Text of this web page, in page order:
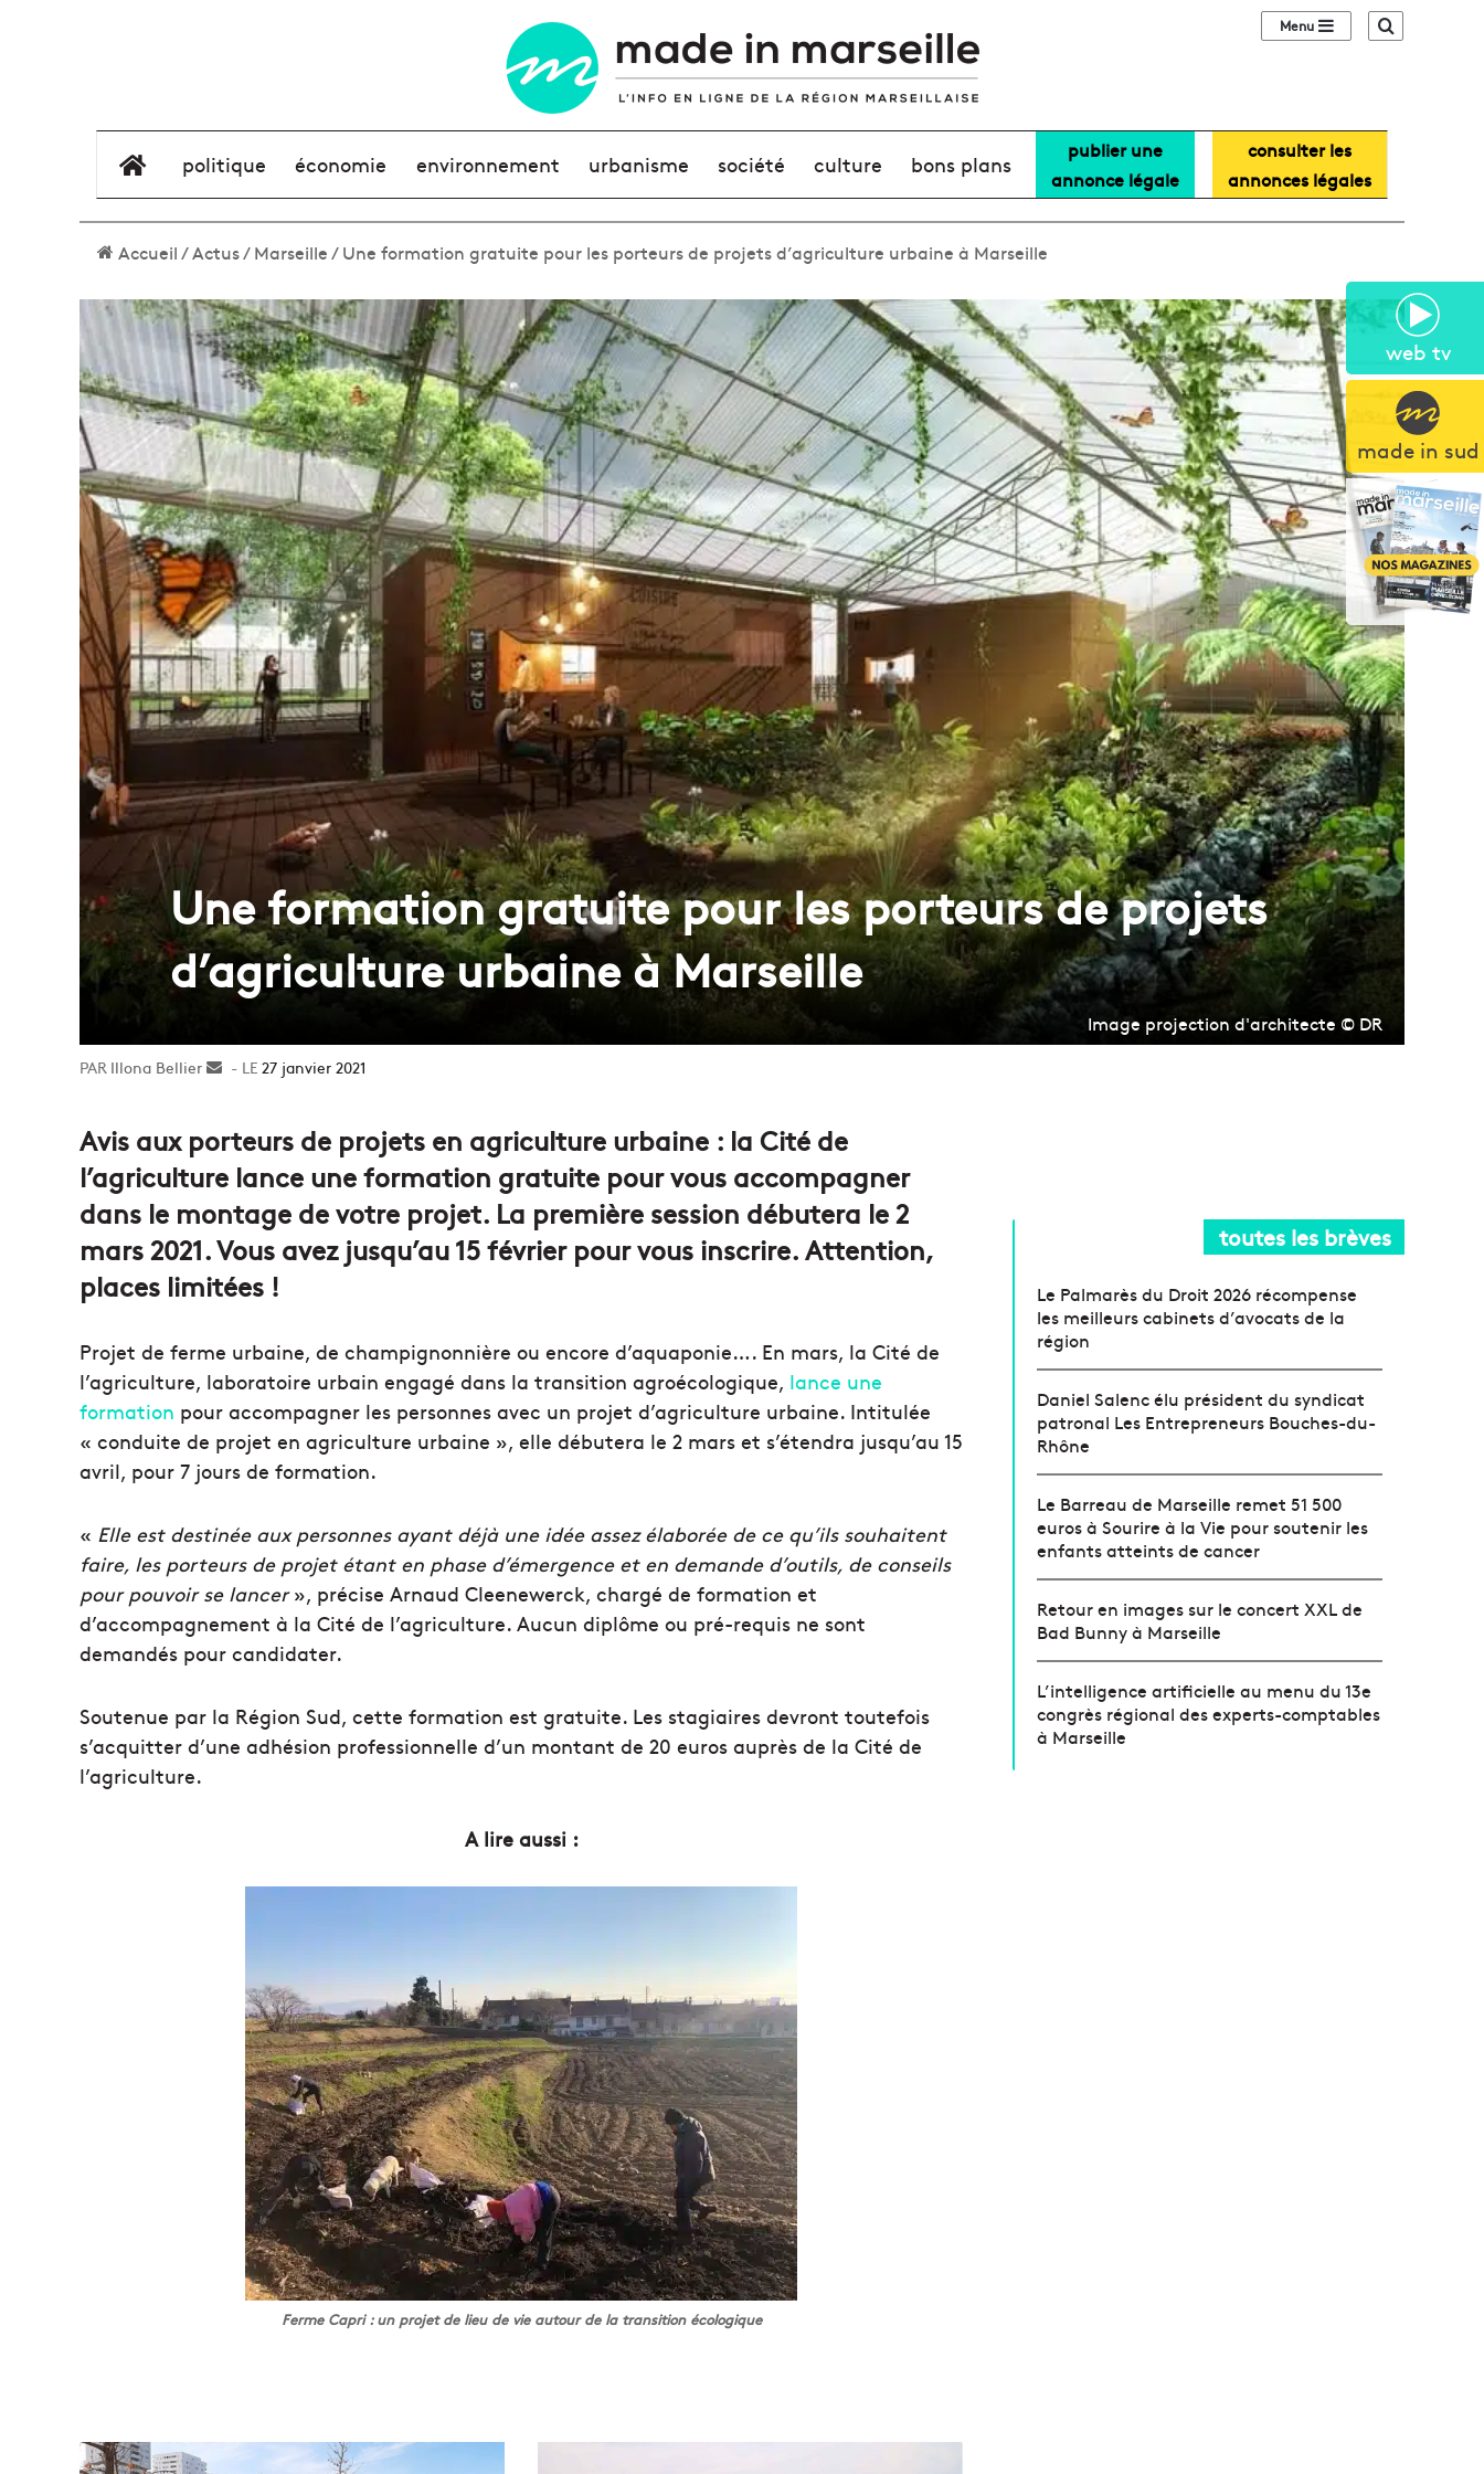
web tv
made in sud
Sidebar (barre
élément de menu
politique économie environnement urbanisme société culture bons plans
publier une
annonce légale
consulter les
annonces légales
Accueil/Actus/Marseille/Une formation gratuite pour les porteurs de projets d’agriculture urbaine à Marseille
Une formation gratuite pour les porteurs de projets
d’agriculture urbaine à Marseille
Image projection d'architecte © DR
Illona Bellier
Envoyer27 janvier 2021
Avis aux porteurs de projets en agriculture urbaine : la Cité de
l’agriculture lance une formation gratuite pour vous accompagner
dans le montage de votre projet. La première session débutera le 2
mars 2021. Vous avez jusqu’au 15 février pour vous inscrire. Attention,
places limitées !
Projet de ferme urbaine, de champignonnière ou encore d’aquaponie…. En mars, la Cité de
l’agriculture, laboratoire urbain engagé dans la transition agroécologique, lance une
formation pour accompagner les personnes avec un projet d’agriculture urbaine. Intitulée
« conduite de projet en agriculture urbaine », elle débutera le 2 mars et s’étendra jusqu’au 15
avril, pour 7 jours de formation.
« Elle est destinée aux personnes ayant déjà une idée assez élaborée de ce qu’ils souhaitent
faire, les porteurs de projet étant en phase d’émergence et en demande d’outils, de conseils
pour pouvoir se lancer», précise Arnaud Cleenewerck, chargé de formation et
d’accompagnement à la Cité de l’agriculture. Aucun diplôme ou pré-requis ne sont
demandés pour candidater.
Soutenue par la Région Sud, cette formation est gratuite. Les stagiaires devront toutefois
s’acquitter d’une adhésion professionnelle d’un montant de 20 euros auprès de la Cité de
l’agriculture.
A lire aussi :
Ferme Capri : un projet de lieu de vie autour de la transition écologique
E
toutes les brèves
Le Palmarès du Droit 2026 récompense
les meilleurs cabinets d’avocats de la
région
Daniel Salenc élu président du syndicat
patronal Les Entrepreneurs Bouches-du-
Rhône
Le Barreau de Marseille remet 51 500
euros à Sourire à la Vie pour soutenir les
enfants atteints de cancer
Retour en images sur le concert XXL de
Bad Bunny à Marseille
L’intelligence artificielle au menu du 13e
congrès régional des experts-comptables
à Marseille